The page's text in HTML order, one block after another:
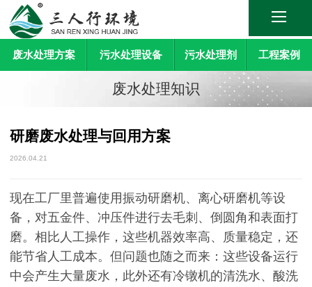
废水处理方案 污水处理设备 污水处理剂 工程案例
废水处理知识
研磨废水处理与回用方案
2026.04.21
现在工厂里普遍使用振动研磨机、离心研磨机等设
备，对五金件、冲压件进行去毛刺、倒圆角和表面打
磨。相比人工操作，这些机器效率高、质量稳定，还
能节省人工成本。但问题也随之而来：这些设备运行
中会产生大量废水，此外还有冷镦机的清洗水、酸洗